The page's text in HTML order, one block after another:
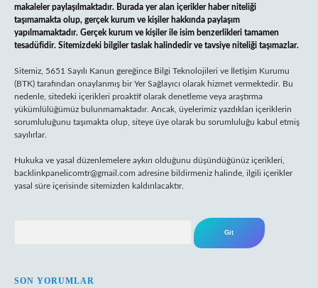
makaleler paylaşılmaktadır. Burada yer alan içerikler haber niteliği
taşımamakta olup, gerçek kurum ve kişiler hakkında paylaşım
yapılmamaktadır. Gerçek kurum ve kişiler ile isim benzerlikleri tamamen
tesadüfidir. Sitemizdeki bilgiler taslak halindedir ve tavsiye niteliği taşımazlar.
Sitemiz, 5651 Sayılı Kanun gereğince Bilgi Teknolojileri ve İletişim Kurumu
(BTK) tarafından onaylanmış bir Yer Sağlayıcı olarak hizmet vermektedir. Bu
nedenle, sitedeki içerikleri proaktif olarak denetleme veya araştırma
yükümlülüğümüz bulunmamaktadır. Ancak, üyelerimiz yazdıkları içeriklerin
sorumluluğunu taşımakta olup, siteye üye olarak bu sorumluluğu kabul etmiş
sayılırlar.
Hukuka ve yasal düzenlemelere aykırı olduğunu düşündüğünüz içerikleri,
backlinkpanelicomtr@gmail.com adresine bildirmeniz halinde, ilgili içerikler
yasal süre içerisinde sitemizden kaldırılacaktır.
SON YORUMLAR